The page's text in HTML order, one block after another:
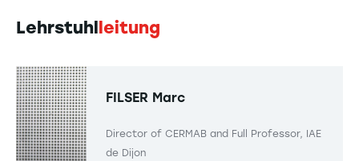
Lehrstuhlleitung
FILSER Marc
Director of CERMAB and Full Professor, IAE
de Dijon